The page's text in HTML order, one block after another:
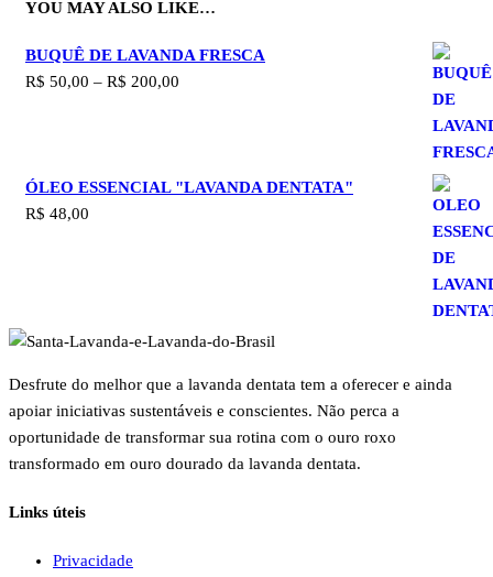
YOU MAY ALSO LIKE…
BUQUÊ DE LAVANDA FRESCA
R$ 50,00 – R$ 200,00
ATRAVÉS
ÓLEO ESSENCIAL "LAVANDA DENTATA"
R$ 48,00
Desfrute do melhor que a lavanda dentata tem a oferecer e ainda
apoiar iniciativas sustentáveis e conscientes. Não perca a
oportunidade de transformar sua rotina com o ouro roxo
transformado em ouro dourado da lavanda dentata.
Links úteis
Privacidade